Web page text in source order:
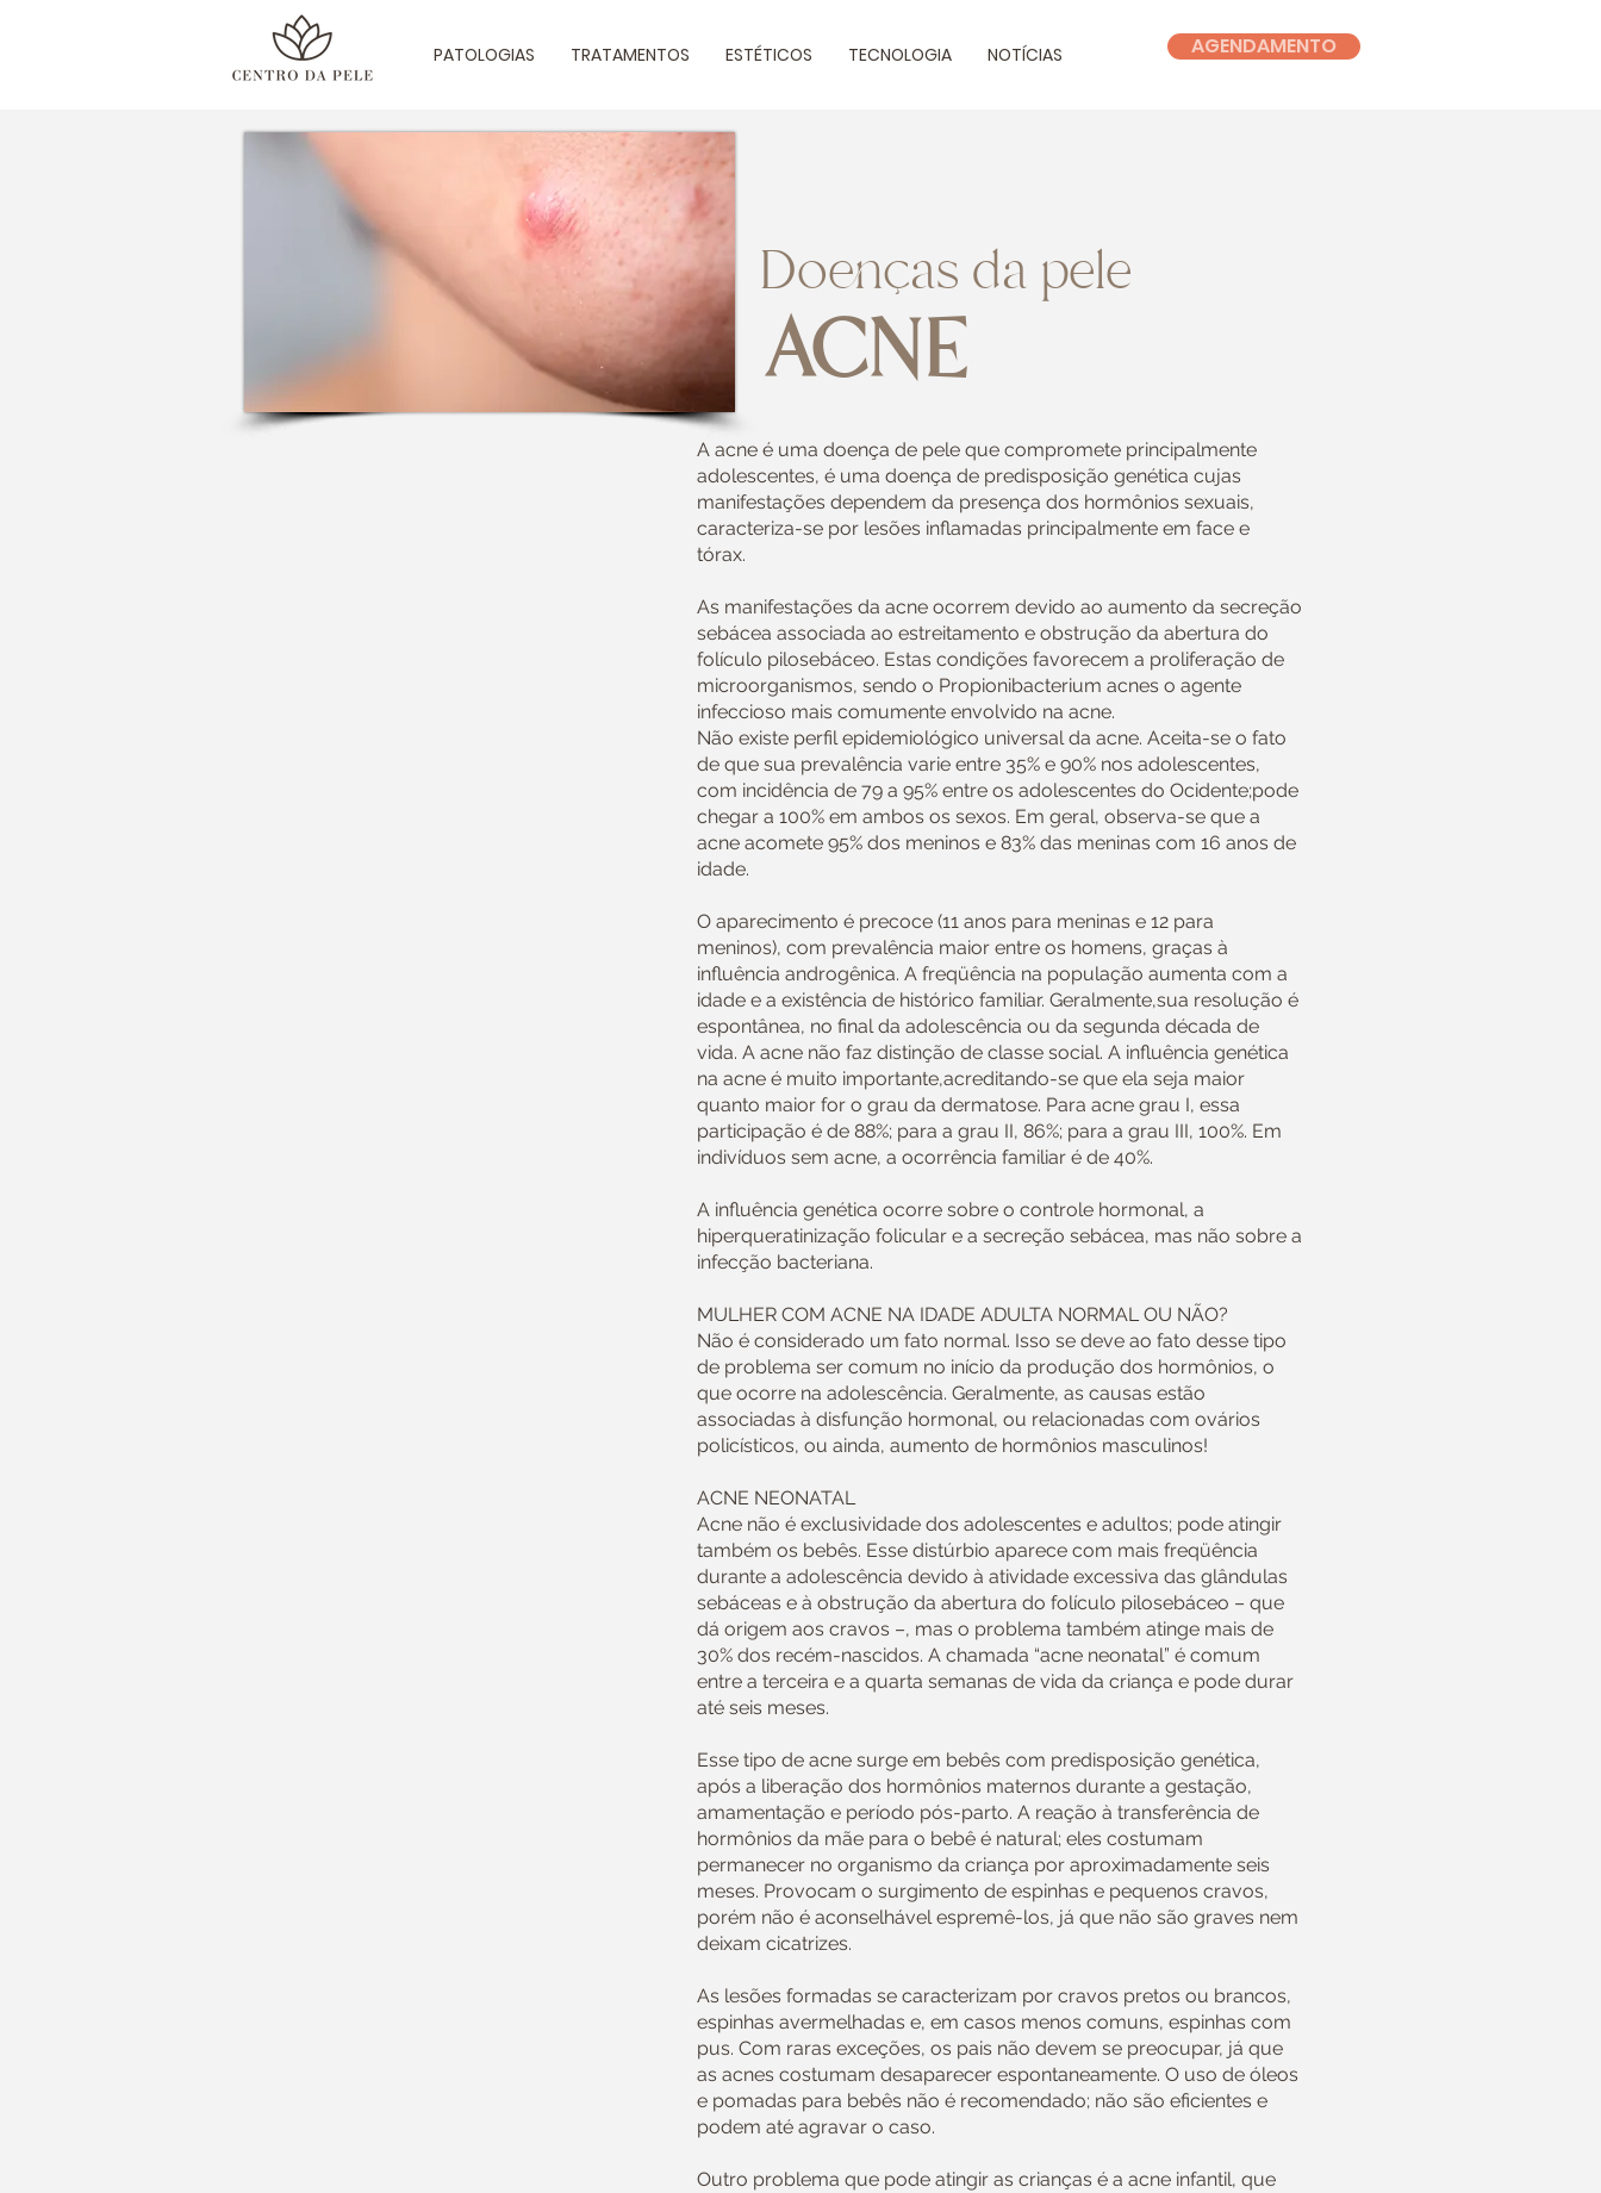
PATOLOGIAS TRATAMENTOS ESTÉTICOS TECNOLOGIA NOTÍCIAS AGENDAMENTO
Doenças da pele
ACNE
A acne é uma doença de pele que compromete principalmente
adolescentes, é uma doença de predisposição genética cujas
manifestações dependem da presença dos hormônios sexuais,
caracteriza-se por lesões inflamadas principalmente em face e
tórax.
As manifestações da acne ocorrem devido ao aumento da secreção
sebácea associada ao estreitamento e obstrução da abertura do
folículo pilosebáceo. Estas condições favorecem a proliferação de
microorganismos, sendo o Propionibacterium acnes o agente
infeccioso mais comumente envolvido na acne.
Não existe perfil epidemiológico universal da acne. Aceita-se o fato
de que sua prevalência varie entre 35% e 90% nos adolescentes,
com incidência de 79 a 95% entre os adolescentes do Ocidente;pode
chegar a 100% em ambos os sexos. Em geral, observa-se que a
acne acomete 95% dos meninos e 83% das meninas com 16 anos de
idade.
O aparecimento é precoce (11 anos para meninas e 12 para
meninos), com prevalência maior entre os homens, graças à
influência androgênica. A freqüência na população aumenta com a
idade e a existência de histórico familiar. Geralmente,sua resolução é
espontânea, no final da adolescência ou da segunda década de
vida. A acne não faz distinção de classe social. A influência genética
na acne é muito importante,acreditando-se que ela seja maior
quanto maior for o grau da dermatose. Para acne grau I, essa
participação é de 88%; para a grau II, 86%; para a grau III, 100%. Em
indivíduos sem acne, a ocorrência familiar é de 40%.
A influência genética ocorre sobre o controle hormonal, a
hiperqueratinização folicular e a secreção sebácea, mas não sobre a
infecção bacteriana.
MULHER COM ACNE NA IDADE ADULTA NORMAL OU NÃO?
Não é considerado um fato normal. Isso se deve ao fato desse tipo
de problema ser comum no início da produção dos hormônios, o
que ocorre na adolescência. Geralmente, as causas estão
associadas à disfunção hormonal, ou relacionadas com ovários
policísticos, ou ainda, aumento de hormônios masculinos!
ACNE NEONATAL
Acne não é exclusividade dos adolescentes e adultos; pode atingir
também os bebês. Esse distúrbio aparece com mais freqüência
durante a adolescência devido à atividade excessiva das glândulas
sebáceas e à obstrução da abertura do folículo pilosebáceo – que
dá origem aos cravos –, mas o problema também atinge mais de
30% dos recém-nascidos. A chamada “acne neonatal” é comum
entre a terceira e a quarta semanas de vida da criança e pode durar
até seis meses.
Esse tipo de acne surge em bebês com predisposição genética,
após a liberação dos hormônios maternos durante a gestação,
amamentação e período pós-parto. A reação à transferência de
hormônios da mãe para o bebê é natural; eles costumam
permanecer no organismo da criança por aproximadamente seis
meses. Provocam o surgimento de espinhas e pequenos cravos,
porém não é aconselhável espremê-los, já que não são graves nem
deixam cicatrizes.
As lesões formadas se caracterizam por cravos pretos ou brancos,
espinhas avermelhadas e, em casos menos comuns, espinhas com
pus. Com raras exceções, os pais não devem se preocupar, já que
as acnes costumam desaparecer espontaneamente. O uso de óleos
e pomadas para bebês não é recomendado; não são eficientes e
podem até agravar o caso.
Outro problema que pode atingir as crianças é a acne infantil, que